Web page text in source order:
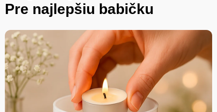
Pre najlepšiu babičku